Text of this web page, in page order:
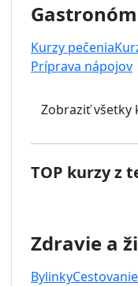
Kurzy pečenia
Príprava nápojov
Zobraziť všetky
TOP kurzy z
Zdravie a
BylinkyCestovanie